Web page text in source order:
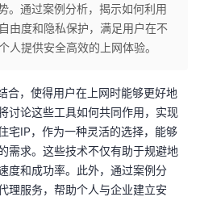
。通过案例分析，揭示如何利用
由度和隐私保护，满足用户在不
人提供安全高效的上网体验。
合，使得用户在上网时能够更好地
讨论这些工具如何共同作用，实现
宅IP，作为一种灵活的选择，能够
需求。这些技术不仅有助于规避地
度和成功率。此外，通过案例分
理服务，帮助个人与企业建立安